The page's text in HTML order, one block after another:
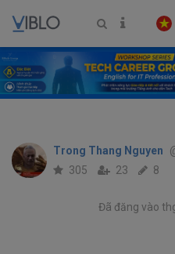
Trong Thang Nguyen
305 23 8
Đã đăng vào